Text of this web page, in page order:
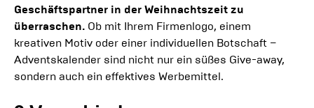
Geschäftspartner in der Weihnachtszeit zu
überraschen. Ob mit Ihrem Firmenlogo, einem
kreativen Motiv oder einer individuellen Botschaft –
Adventskalender sind nicht nur ein süßes Give-away,
sondern auch ein effektives Werbemittel.